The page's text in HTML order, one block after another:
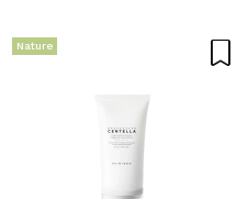
Nature